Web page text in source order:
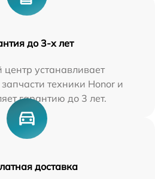
до 3-х лет
устанавливает
техники Honor и
гарантию до 3 лет.
доставка